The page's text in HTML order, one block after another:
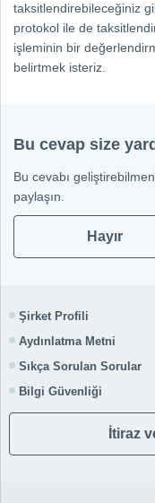
taksitlendirebileceğiniz
protokol ile de
işleminin bir
belirtmek isteriz.
Bu cevap size
Bu cevabı
paylaşın.
Hayır
Şirket Profili
Aydınlatma Metni
Sıkça Sorulan Sorular
Bilgi Güvenliği
İtiraz